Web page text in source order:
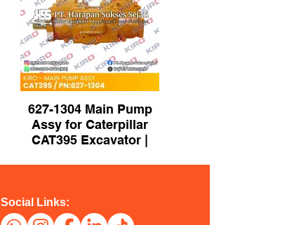
627-1304 Main Pump
Assy for Caterpillar
CAT395 Excavator |
Social Links: